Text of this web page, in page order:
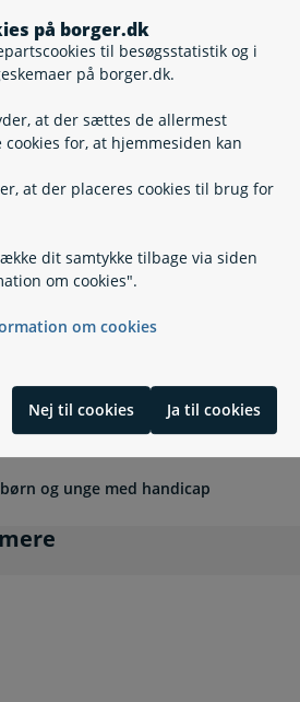
på borger.dk
til besøgsstatistik og i
på borger.dk.
at der sættes de allermest
for, at hjemmesiden kan
at der placeres cookies til brug for
dit samtykke tilbage via siden
om cookies".
om cookies
Nej til cookies Ja til cookies
tabt
supplerende ydelse)
ledsageordning
handicap
til børn med handicap
og unge med særlige behov
alvorlig sygdom eller handicap
og unge med handicap